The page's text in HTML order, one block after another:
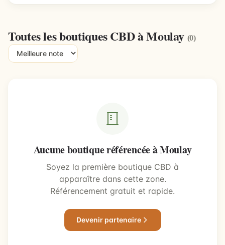
Toutes les boutiques CBD à Moulay (0)
Aucune boutique référencée à Moulay
Soyez la première boutique CBD à
apparaître dans cette zone.
Référencement gratuit et rapide.
Devenir partenaire